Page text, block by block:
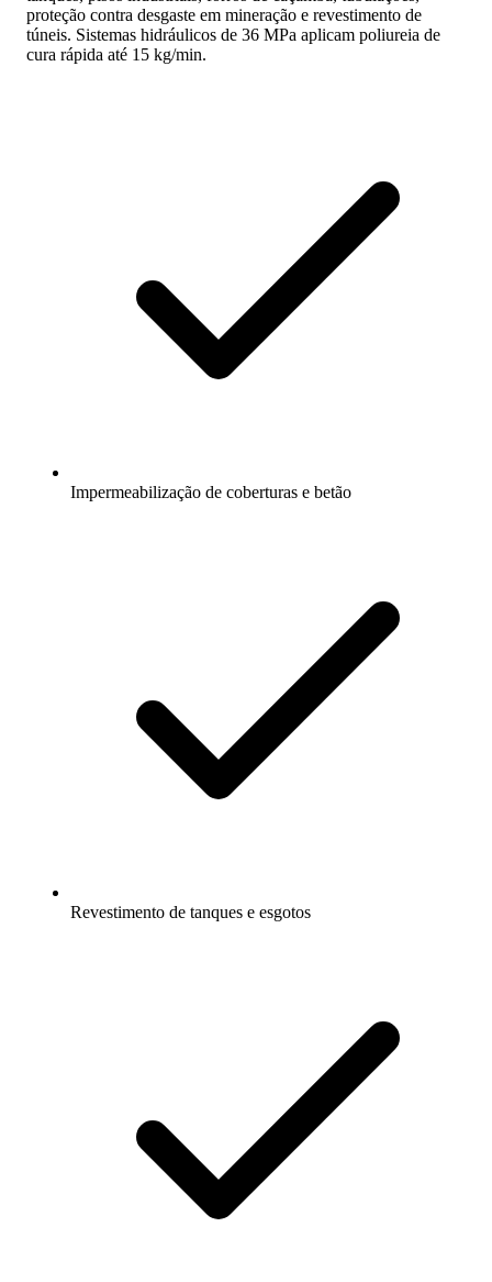
proteção contra desgaste em mineração e revestimento de
túneis. Sistemas hidráulicos de 36 MPa aplicam poliureia de
cura rápida até 15 kg/min.
Impermeabilização de coberturas e betão
Revestimento de tanques e esgotos